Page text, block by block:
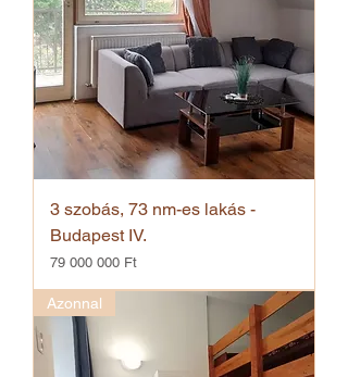
3 szobás, 73 nm-es lakás -
Budapest IV.
Ár
79 000 000 Ft
Azonnal